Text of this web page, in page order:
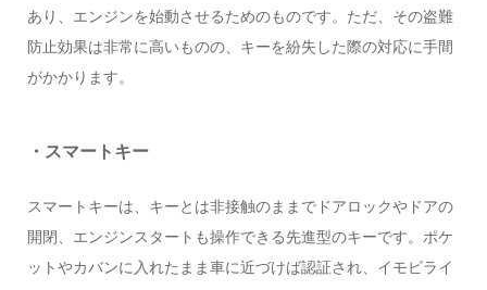
あり、エンジンを始動させるためのものです。ただ、その盗難
防止効果は非常に高いものの、キーを紛失した際の対応に手間
がかかります。
・スマートキー
スマートキーは、キーとは非接触のままでドアロックやドアの
開閉、エンジンスタートも操作できる先進型のキーです。ポケ
ットやカバンに入れたまま車に近づけば認証され、イモビライ